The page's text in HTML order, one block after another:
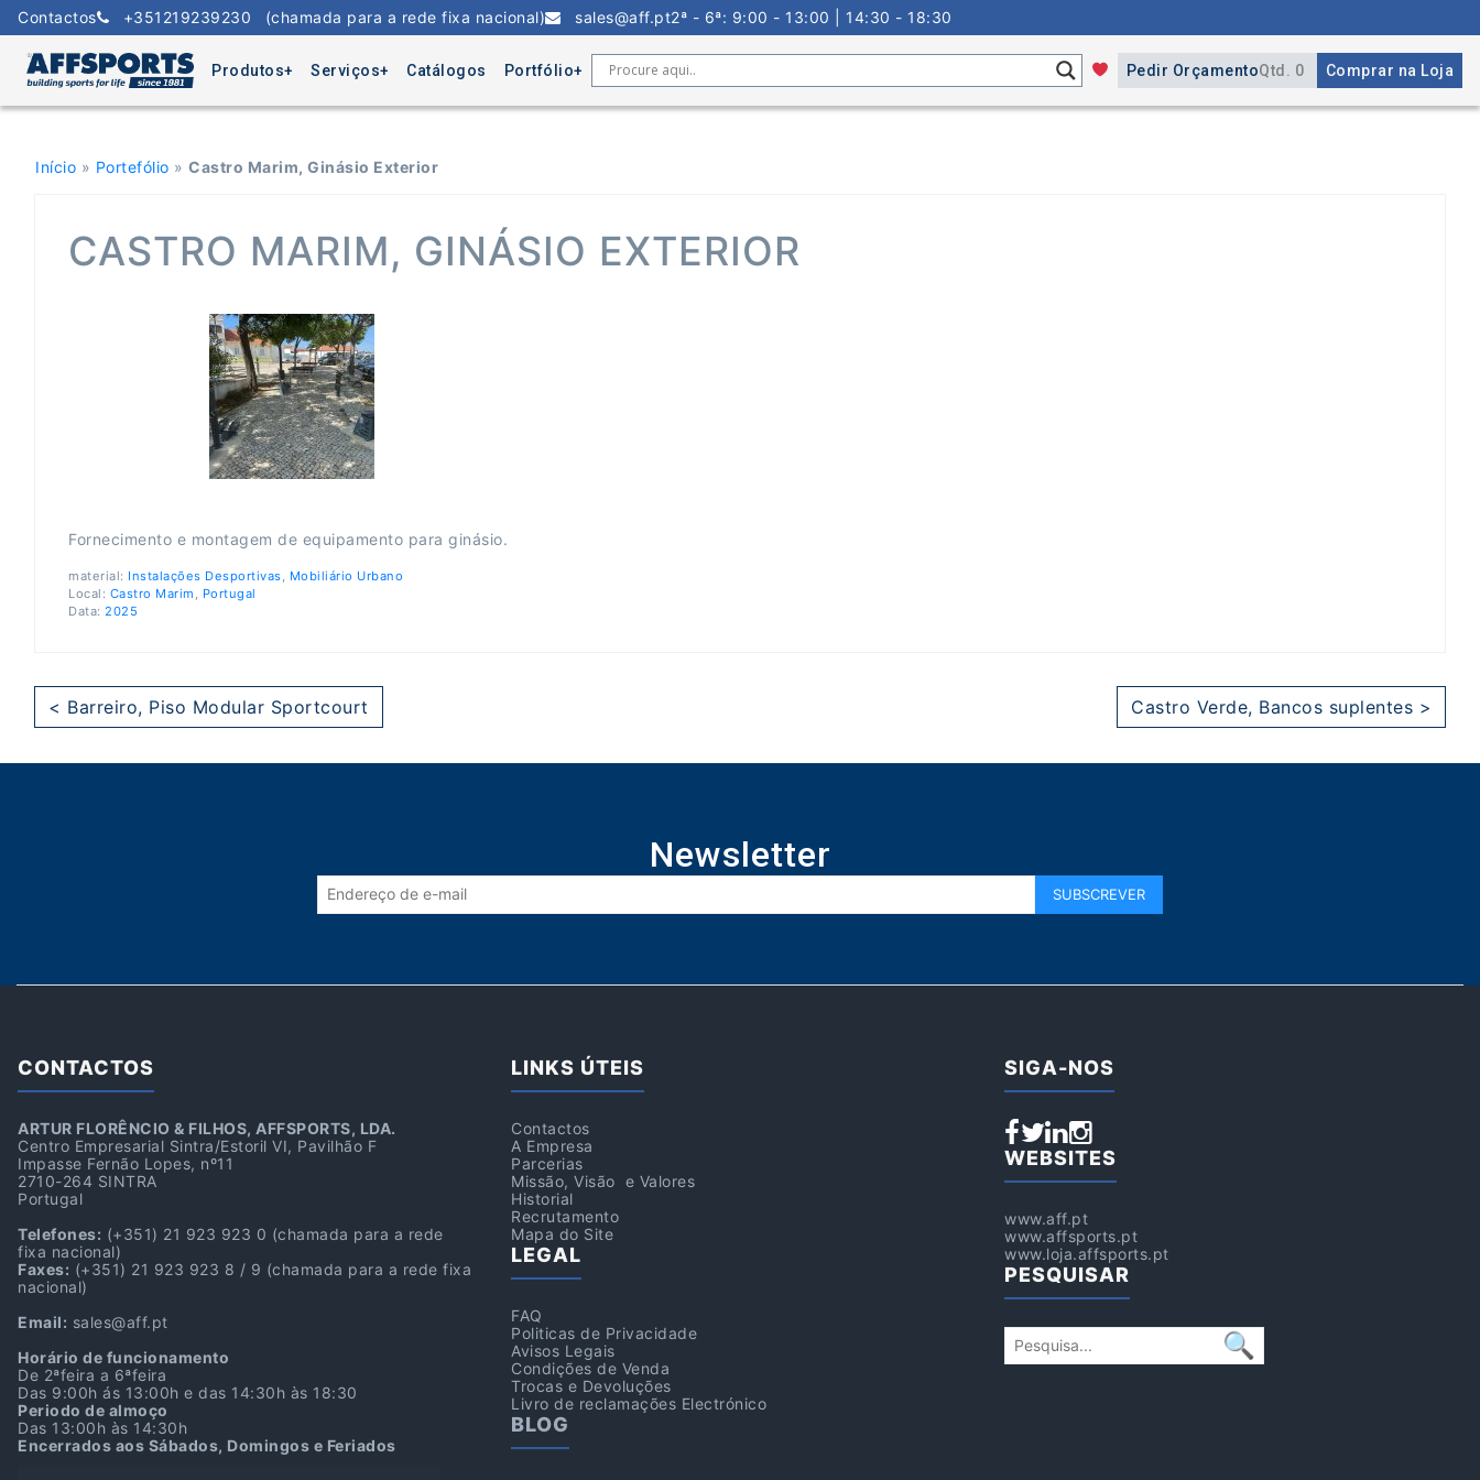
Skip
Contactos +351219239230 (chamada para a rede fixa nacional) sales@aff.pt2ª - 6ª: 9:00 - 13:00 | 14:30 - 18:30
Produtos Serviços Catálogos Portfólio Pedir OrçamentoQtd. 0 Comprar na Loja
Início » Portefólio » Castro Marim, Ginásio Exterior
CASTRO MARIM, GINÁSIO EXTERIOR
Fornecimento e montagem de equipamento para ginásio.
material: Instalações Desportivas, Mobiliário Urbano
Local: Castro Marim , Portugal
Data: 2025
< Barreiro, Piso Modular Sportcourt Castro Verde, Bancos suplentes >
Newsletter
CONTACTOS
ARTUR FLORÊNCIO & FILHOS, AFFSPORTS, LDA.
Centro Empresarial Sintra/Estoril VI, Pavilhão F
Impasse Fernão Lopes, nº11
2710-264 SINTRA
Portugal
Telefones: (+351) 21 923 923 0 (chamada para a rede
fixa nacional)
Faxes: (+351) 21 923 923 8 / 9 (chamada para a rede fixa
nacional)
Email: sales@aff.pt
Horário de funcionamento
De 2ªfeira a 6ªfeira
Das 9:00h ás 13:00h e das 14:30h às 18:30
Periodo de almoço
Das 13:00h às 14:30h
Encerrados aos Sábados, Domingos e Feriados
LINKS ÚTEIS
Contactos
A Empresa
Parcerias
Missão, Visão e Valores
Historial
Recrutamento
Mapa do Site
LEGAL
FAQ
Politicas de Privacidade
Avisos Legais
Condições de Venda
Trocas e Devoluções
Livro de reclamações Electrónico
BLOG
SIGA-NOS
WEBSITES
www.aff.pt
www.affsports.pt
www.loja.affsports.pt
PESQUISAR